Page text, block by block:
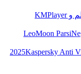
LeoMoon